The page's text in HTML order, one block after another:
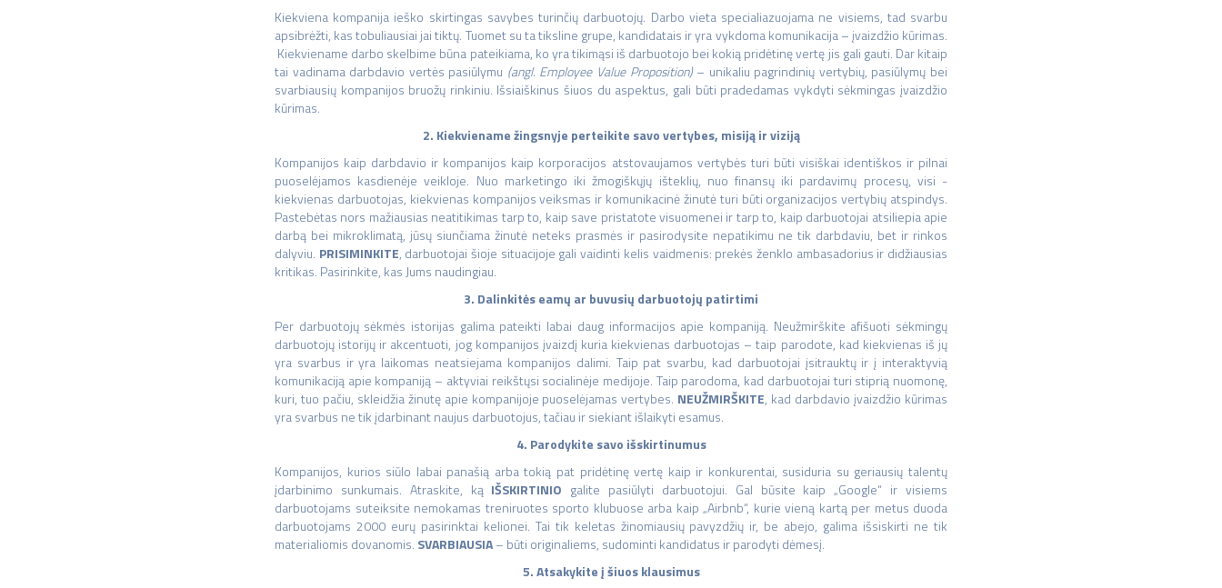
Kiekviena kompanija ieško skirtingas savybes turinčių darbuotojų. Darbo vieta specialiazuojama ne visiems, tad svarbu
apsibrėžti, kas tobuliausiai jai tiktų. Tuomet su ta tiksline grupe, kandidatais ir yra vykdoma komunikacija – įvaizdžio kūrimas.
Kiekviename darbo skelbime būna pateikiama, ko yra tikimąsi iš darbuotojo bei kokią pridėtinę vertę jis gali gauti. Dar kitaip
tai vadinama darbdavio vertės pasiūlymu (angl. Employee Value Proposition)– unikaliu pagrindinių vertybių, pasiūlymų bei
svarbiausių kompanijos bruožų rinkiniu. Išsiaiškinus šiuos du aspektus, gali būti pradedamas vykdyti sėkmingas įvaizdžio
kūrimas.
2. Kiekviename žingsnyje perteikite savo vertybes, misiją ir viziją
Kompanijos kaip darbdavio ir kompanijos kaip korporacijos atstovaujamos vertybės turi būti visiškai identiškos ir pilnai
puoselėjamos kasdienėje veikloje. Nuo marketingo iki žmogiškųjų išteklių, nuo finansų iki pardavimų procesų, visi -
kiekvienas darbuotojas, kiekvienas kompanijos veiksmas ir komunikacinė žinutė turi būti organizacijos vertybių atspindys.
Pastebėtas nors mažiausias neatitikimas tarp to, kaip save pristatote visuomenei ir tarp to, kaip darbuotojai atsiliepia apie
darbą bei mikroklimatą, jūsų siunčiama žinutė neteks prasmės ir pasirodysite nepatikimu ne tik darbdaviu, bet ir rinkos
dalyviu. PRISIMINKITE, darbuotojai šioje situacijoje gali vaidinti kelis vaidmenis: prekės ženklo ambasadorius ir didžiausias
kritikas. Pasirinkite, kas Jums naudingiau.
3. Dalinkitės eamų ar buvusių darbuotojų patirtimi
Per darbuotojų sėkmės istorijas galima pateikti labai daug informacijos apie kompaniją. Neužmirškite afišuoti sėkmingų
darbuotojų istorijų ir akcentuoti, jog kompanijos įvaizdį kuria kiekvienas darbuotojas – taip parodote, kad kiekvienas iš jų
yra svarbus ir yra laikomas neatsiejama kompanijos dalimi. Taip pat svarbu, kad darbuotojai įsitrauktų ir į interaktyvią
komunikaciją apie kompaniją – aktyviai reikštųsi socialinėje medijoje. Taip parodoma, kad darbuotojai turi stiprią nuomonę,
kuri, tuo pačiu, skleidžia žinutę apie kompanijoje puoselėjamas vertybes. NEUŽMIRŠKITE, kad darbdavio įvaizdžio kūrimas
yra svarbus ne tik įdarbinant naujus darbuotojus, tačiau ir siekiant išlaikyti esamus.
4. Parodykite savo išskirtinumus
Kompanijos, kurios siūlo labai panašią arba tokią pat pridėtinę vertę kaip ir konkurentai, susiduria su geriausių talentų
įdarbinimo sunkumais. Atraskite, ką IŠSKIRTINIO galite pasiūlyti darbuotojui. Gal būsite kaip „Google“ ir visiems
darbuotojams suteiksite nemokamas treniruotes sporto klubuose arba kaip „Airbnb“, kurie vieną kartą per metus duoda
darbuotojams 2000 eurų pasirinktai kelionei. Tai tik keletas žinomiausių pavyzdžių ir, be abejo, galima išsiskirti ne tik
materialiomis dovanomis. SVARBIAUSIA– būti originaliems, sudominti kandidatus ir parodyti dėmesį.
5. Atsakykite į šiuos klausimus